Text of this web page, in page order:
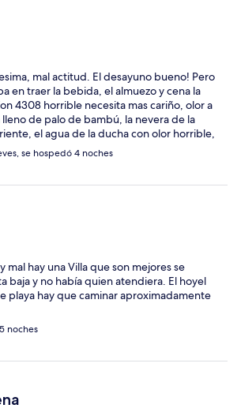
mal actitud. El desayuno bueno! Pero
en traer la bebida, el almuezo y cena la
4308 horrible necesita mas cariño, olor a
de palo de bambú, la nevera de la
el agua de la ducha con olor horrible,
Lo unico bueno el muchacho de la
y los coordinadores de las actividad en la
se hospedó 4 noches
mal hay una Villa que son mejores se
baja y no había quien atendiera. El hoyel
playa hay que caminar aproximadamente
noches